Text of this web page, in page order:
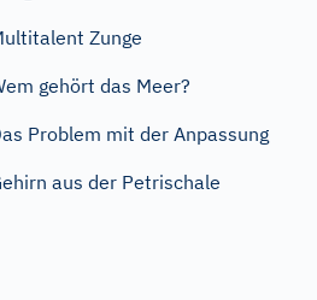
Zunge
gehört das Meer?
Problem mit der Anpassung
aus der Petrischale